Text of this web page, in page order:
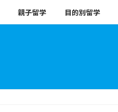
親子留学 目的別留学